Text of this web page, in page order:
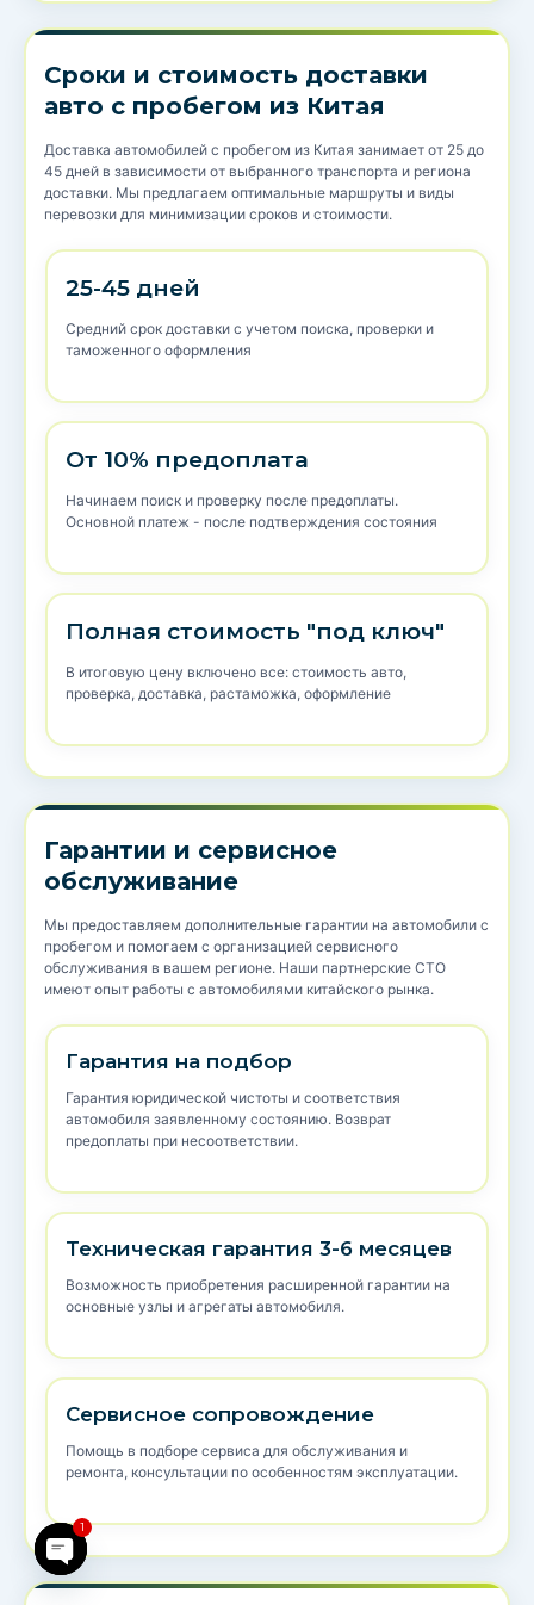
Сроки и стоимость доставки
авто с пробегом из Китая
Доставка автомобилей с пробегом из Китая занимает от 25 до
45 дней в зависимости от выбранного транспорта и региона
доставки. Мы предлагаем оптимальные маршруты и виды
перевозки для минимизации сроков и стоимости.
25-45 дней
Средний срок доставки с учетом поиска, проверки и
таможенного оформления
От 10% предоплата
Начинаем поиск и проверку после предоплаты.
Основной платеж - после подтверждения состояния
Полная стоимость "под ключ"
В итоговую цену включено все: стоимость авто,
проверка, доставка, растаможка, оформление
Гарантии и сервисное
обслуживание
Мы предоставляем дополнительные гарантии на автомобили с
пробегом и помогаем с организацией сервисного
обслуживания в вашем регионе. Наши партнерские СТО
имеют опыт работы с автомобилями китайского рынка.
Гарантия на подбор
Гарантия юридической чистоты и соответствия
автомобиля заявленному состоянию. Возврат
предоплаты при несоответствии.
Техническая гарантия 3-6 месяцев
Возможность приобретения расширенной гарантии на
основные узлы и агрегаты автомобиля.
Сервисное сопровождение
Помощь в подборе сервиса для обслуживания и
ремонта, консультации по особенностям эксплуатации.
Open chaty
1